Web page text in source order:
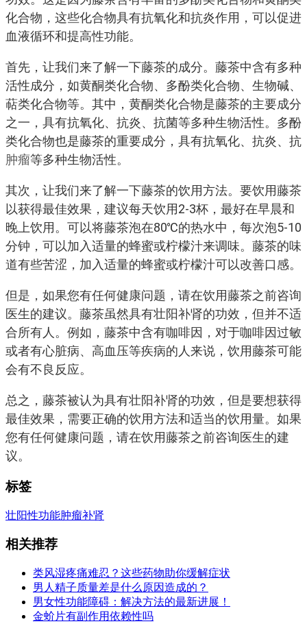
化合物，这些化合物具有抗氧化和抗炎作用，可以促进
血液循环和提高性功能。
首先，让我们来了解一下藤茶的成分。藤茶中含有多种
活性成分，如黄酮类化合物、多酚类化合物、生物碱、
萜类化合物等。其中，黄酮类化合物是藤茶的主要成分
之一，具有抗氧化、抗炎、抗菌等多种生物活性。多酚
类化合物也是藤茶的重要成分，具有抗氧化、抗炎、抗
肿瘤等多种生物活性。
其次，让我们来了解一下藤茶的饮用方法。要饮用藤茶
以获得最佳效果，建议每天饮用2-3杯，最好在早晨和
晚上饮用。可以将藤茶泡在80℃的热水中，每次泡5-10
分钟，可以加入适量的蜂蜜或柠檬汁来调味。藤茶的味
道有些苦涩，加入适量的蜂蜜或柠檬汁可以改善口感。
但是，如果您有任何健康问题，请在饮用藤茶之前咨询
医生的建议。藤茶虽然具有壮阳补肾的功效，但并不适
合所有人。例如，藤茶中含有咖啡因，对于咖啡因过敏
或者有心脏病、高血压等疾病的人来说，饮用藤茶可能
会有不良反应。
总之，藤茶被认为具有壮阳补肾的功效，但是要想获得
最佳效果，需要正确的饮用方法和适当的饮用量。如果
您有任何健康问题，请在饮用藤茶之前咨询医生的建
议。
标签
壮阳性功能肿瘤补肾
相关推荐
类风湿疼痛难忍？这些药物助你缓解症状
男人精子质量差是什么原因造成的？
男女性功能障碍：解决方法的最新进展！
金蚧片有副作用依赖性吗